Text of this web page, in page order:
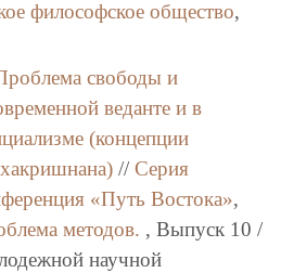
философское общество,
свободы и
веданте и в
(концепции
// Серия
«Путь Востока»,
методов. , Выпуск 10 /
научной